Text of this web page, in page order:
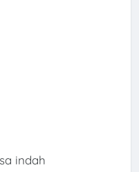
indah